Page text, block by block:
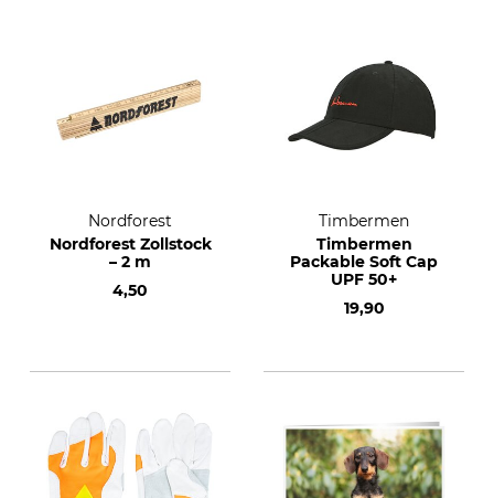
Nordforest
Nordforest Zollstock
– 2 m
4,50
Timbermen
Timbermen
Packable Soft Cap
UPF 50+
19,90